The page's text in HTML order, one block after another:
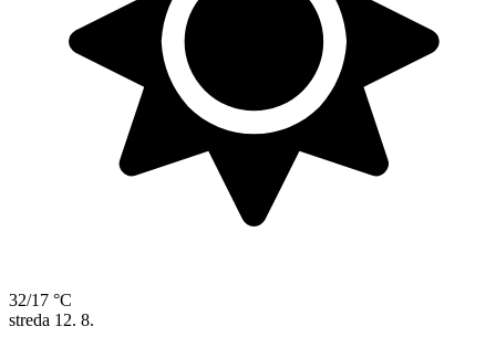
32/17 °C
streda 12. 8.